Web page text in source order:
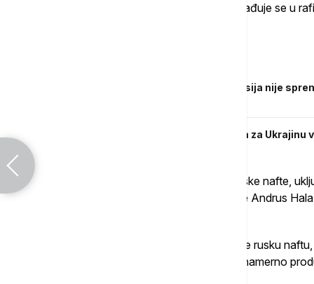
Nafta koja se isporučuje cevovodom prerađuje se u
Mihail Podoljak za Euronews Srbija: Rusija nije
MMF odobrio novi program finansiranja za Ukrajinu
MOL kupuje nekoliko vrsta nafte pored ruske nafte,
snabdevanje, rekao je portparol kompanije Andrus
Dok su druge zemlje EU prestale da koriste rusku
zavisnost od nje i optužile su Ukrajinu da namerno